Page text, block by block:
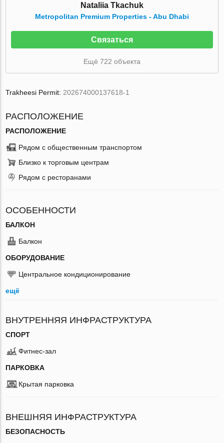
Nataliia Tkachuk
Metropolitan Premium Properties - Abu Dhabi
Связаться
Ещё 722 объекта
Trakheesi Permit: 202674000137618-1
РАСПОЛОЖЕНИЕ
РАСПОЛОЖЕНИЕ
Рядом с общественным транспортом
Близко к торговым центрам
Рядом с ресторанами
ОСОБЕННОСТИ
БАЛКОН
Балкон
ОБОРУДОВАНИЕ
Центральное кондиционирование
ещё
ВНУТРЕННЯЯ ИНФРАСТРУКТУРА
СПОРТ
Фитнес-зал
ПАРКОВКА
Крытая парковка
ВНЕШНЯЯ ИНФРАСТРУКТУРА
БЕЗОПАСНОСТЬ